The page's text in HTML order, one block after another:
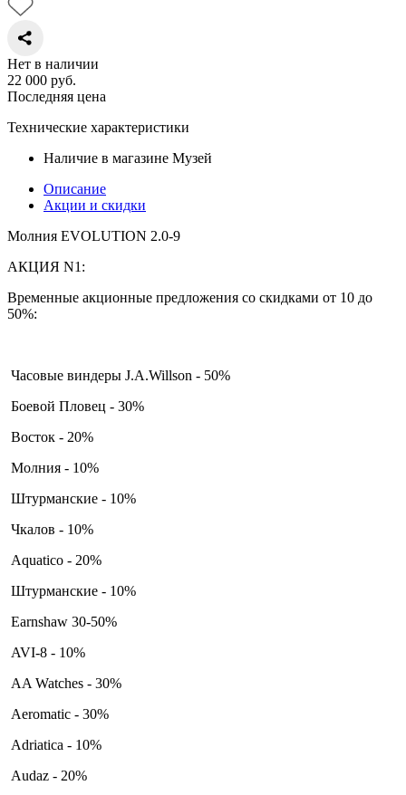
Нет в наличии
22 000 руб.
Последняя цена
Технические характеристики
Наличие в магазине Музей
Описание
Акции и скидки
Молния EVOLUTION 2.0-9
АКЦИЯ N1:
Временные акционные предложения со скидками от 10 до
50%:
Часовые виндеры J.A.Willson - 50%
Боевой Пловец - 30%
Восток - 20%
Молния - 10%
Штурманские - 10%
Чкалов - 10%
Aquatico - 20%
Штурманские - 10%
Earnshaw 30-50%
AVI-8 - 10%
AA Watches - 30%
Aeromatic - 30%
Adriatica - 10%
Audaz - 20%